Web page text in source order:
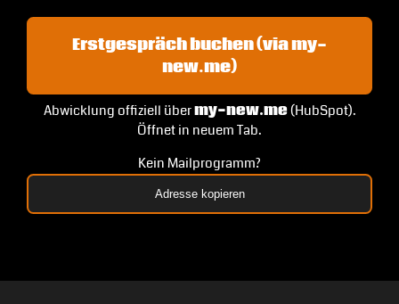
Erstgespräch buchen (via my-
new.me)
Abwicklung offiziell übermy-new.me(HubSpot).
Öffnet in neuem Tab.
Kein Mailprogramm?
Adresse kopieren